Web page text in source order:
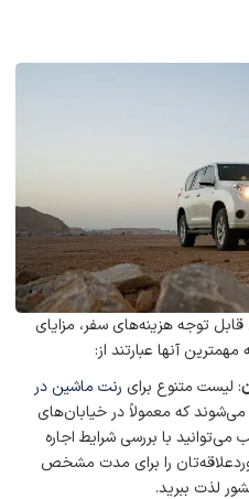
توجه هزینه‌های سفر، مزایای
آنها عبارتند از:
: لیست متنوع برای رنت ماشین در
که معمولاً در خیابان‌های
با بررسی شرایط اجاره
را برای مدت مشخص
لذت ببرید.